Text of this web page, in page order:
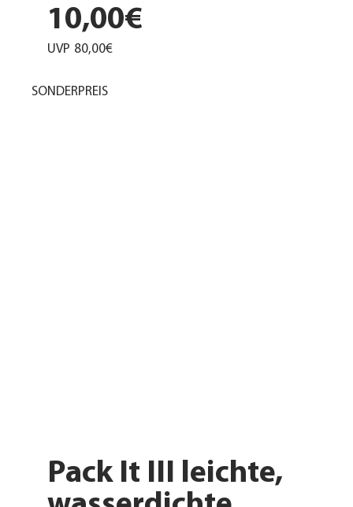
10,00€
UVP 80,00€
Pack It III leichte,
SONDERPREIS